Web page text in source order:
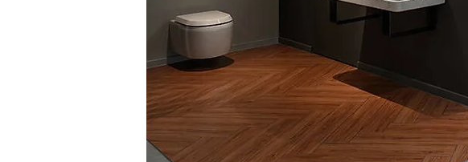
Tôi là một đoạn văn. Hãy nhấp vào đây để thêm văn